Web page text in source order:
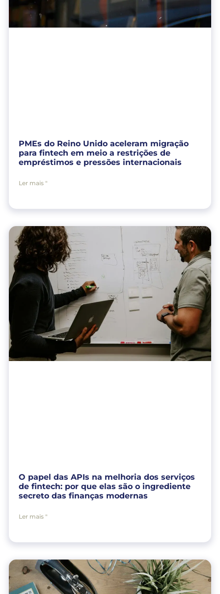
PMEs do Reino Unido aceleram migração
para fintech em meio a restrições de
empréstimos e pressões internacionais
Ler mais "
O papel das APIs na melhoria dos serviços
de fintech: por que elas são o ingrediente
secreto das finanças modernas
Ler mais "